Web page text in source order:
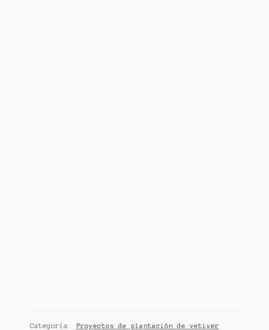
Categoría: Proyectos de plantación de vetiver